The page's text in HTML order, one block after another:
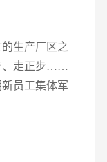
生产厂区之
、走正步……
员工集体军